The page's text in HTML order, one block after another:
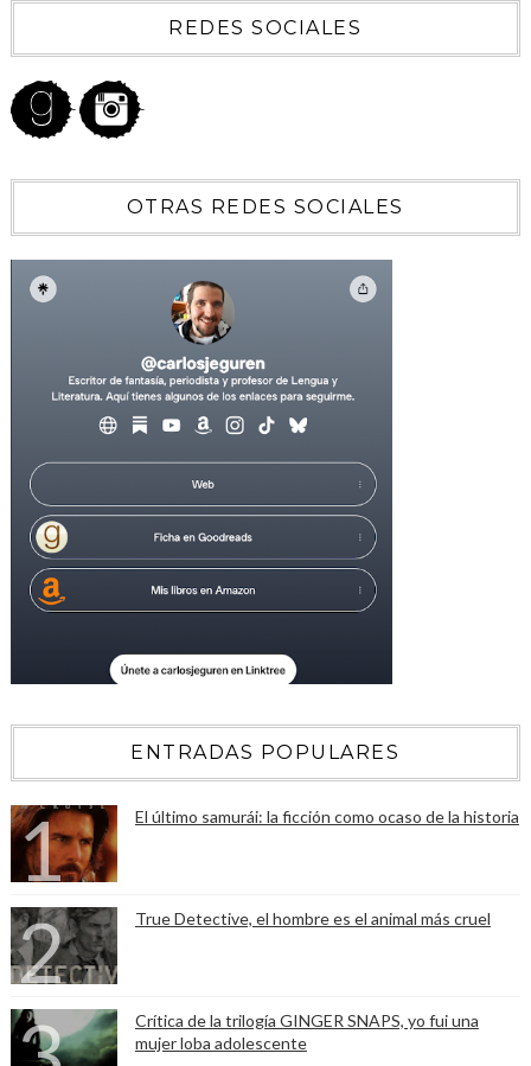
REDES SOCIALES
OTRAS REDES SOCIALES
ENTRADAS POPULARES
El último samurái: la ficción como ocaso de la historia
True Detective, el hombre es el animal más cruel
Crítica de la trilogía GINGER SNAPS, yo fui una
mujer loba adolescente